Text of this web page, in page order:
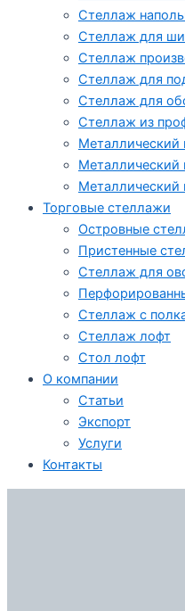
Стеллаж
Стеллаж для
Стеллаж
Стеллаж для
Стеллаж для
Стеллаж из
Металлический
Металлический
Металлический
Торговые стеллажи
Островные
Пристенные
Стеллаж для
Стеллаж с
Стеллаж лофт
Стол лофт
О компании
Статьи
Экспорт
Услуги
Контакты